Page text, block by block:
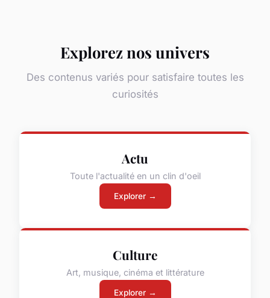
Explorez nos univers
Des contenus variés pour satisfaire toutes les
curiosités
Actu
Toute l'actualité en un clin d'oeil
Explorer →
Culture
Art, musique, cinéma et littérature
Explorer →